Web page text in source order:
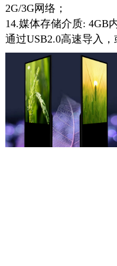
2G/3G网络；
14.媒体存储介质: 4GB
通过USB2.0高速导入